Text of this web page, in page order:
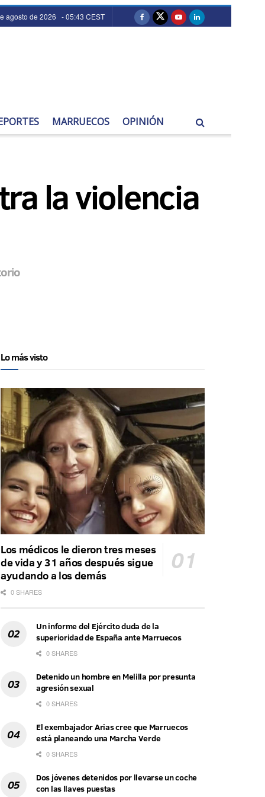
agosto de 2026 - 05:43 CEST
MARRUECOS OPINIÓN
la violencia
Lo más visto
Los médicos le dieron tres meses
de vida y 31 años después sigue
ayudando a los demás
0 SHARES
Un informe del Ejército duda de la
superioridad de España ante Marruecos
0 SHARES
Detenido un hombre en Melilla por presunta
agresión sexual
0 SHARES
El exembajador Arias cree que Marruecos
está planeando una Marcha Verde
0 SHARES
Dos jóvenes detenidos por llevarse un coche
con las llaves puestas